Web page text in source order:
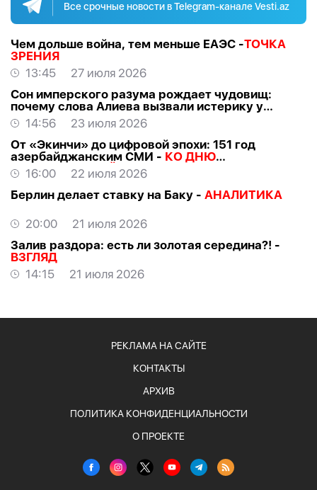
Все срочные новости в Telegram-канале Vesti.az
Чем дольше война, тем меньше ЕАЭС -ТОЧКА
ЗРЕНИЯ
13:45
27 июля 2026
Сон имперского разума рождает чудовищ:
почему слова Алиева вызвали истерику у
российских «патриотов» -
14:56
23 июля 2026
От «Экинчи» до цифровой эпохи: 151 год
азербайджанским СМИ - КО ДНЮ
НАЦИОНАЛЬНОЙ ПРЕССЫ
16:00
22 июля 2026
Берлин делает ставку на Баку - АНАЛИТИКА
20:00
21 июля 2026
Залив раздора: есть ли золотая середина?! -
ВЗГЛЯД
14:15
21 июля 2026
РЕКЛАМА НА САЙТЕ
КОНТАКТЫ
АРХИВ
ПОЛИТИКА КОНФИДЕНЦИАЛЬНОСТИ
О ПРОЕКТЕ